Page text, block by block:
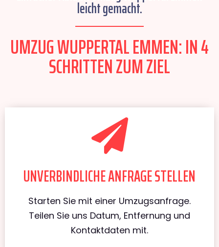
leicht gemacht.
UMZUG WUPPERTAL EMMEN: IN 4
SCHRITTEN ZUM ZIEL
UNVERBINDLICHE ANFRAGE STELLEN
Starten Sie mit einer Umzugsanfrage.
Teilen Sie uns Datum, Entfernung und
Kontaktdaten mit.